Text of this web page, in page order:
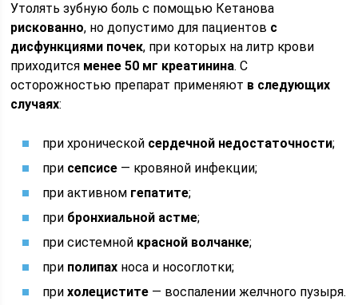
Утолять зубную боль с помощью Кетанова
рискованно, но допустимо для пациентов с
дисфункциями почек, при которых на литр крови
приходится менее 50 мг креатинина. С
осторожностью препарат применяют в следующих
случаях:
при хронической сердечной недостаточности;
при сепсисе — кровяной инфекции;
при активном гепатите;
при бронхиальной астме;
при системной красной волчанке;
при полипах носа и носоглотки;
прихолецистите — воспалении желчного пузыря.